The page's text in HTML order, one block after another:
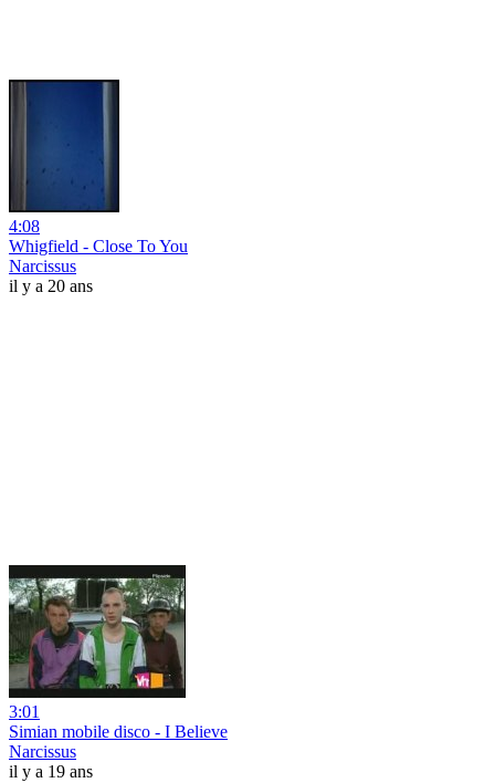
4:08
Whigfield - Close To You
Narcissus
il y a 20 ans
3:01
Simian mobile disco - I Believe
Narcissus
il y a 19 ans